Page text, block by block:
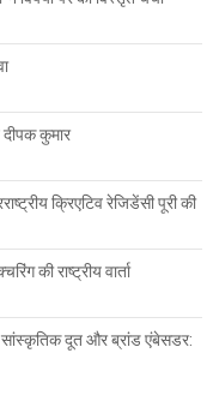
कुमार
क्रिएटिव रेजिडेंसी पूरी की
की राष्ट्रीय वार्ता
दूत और ब्रांड एंबेसडर: